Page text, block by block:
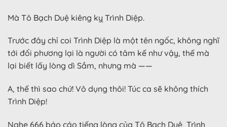
Mà Tô Bạch Duệ kiêng kỵ Trình Diệp.
Trước đây chỉ coi Trình Diệp là một tên ngốc, không nghĩ
tới đối phương lại là người có tâm kế như vậy, thế mà
lại biết lấy lòng dì Sầm, nhưng mà ——
A, thế thì sao chứ! Vô dụng thôi! Túc ca sẽ không thích
Trình Diệp!
Nghe 666 báo cáo tiếng lòng của Tô Bạch Duệ, Trình